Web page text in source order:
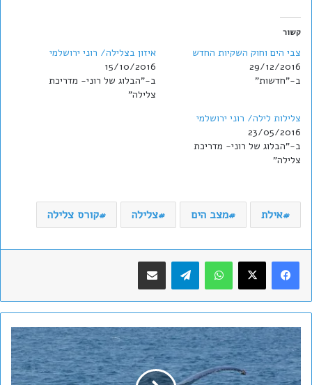
קשור
צבי הים וחוק השקיות החדש
29/12/2016
ב-"חדשות"
איזון בצלילה/ רוני ירושלמי
15/10/2016
ב-"הבלוג של רוני- מדריכת
צלילה"
צלילות לילה/ רוני ירושלמי
23/05/2016
ב-"הבלוג של רוני- מדריכת
צלילה"
אילת מצב הים צלילה קורס צלילה
Telegram
צ
פ
ו
-